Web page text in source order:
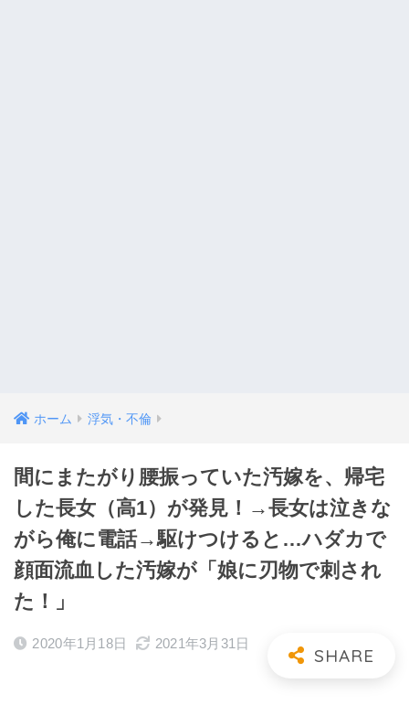
ホーム 浮気・不倫
間にまたがり腰振っていた汚嫁を、帰宅
した長女（高1）が発見！→長女は泣きな
がら俺に電話→駆けつけると…ハダカで
顔面流血した汚嫁が「娘に刃物で刺され
た！」
2020年1月18日 2021年3月31日